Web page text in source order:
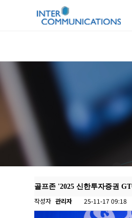
골프존 '2025 신한투자증권
작성자 관리자 25-11-17 09:18